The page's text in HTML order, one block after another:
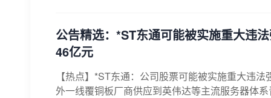
公告精选：*ST东通可能被实施重大违
46亿元
【热点】*ST东通：公司股票可能被实施重大违
外一线覆铜板厂商供应到英伟达等主流服务器体